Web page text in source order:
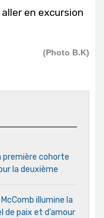
en excursion
(Photo B.K)
première cohorte
la deuxième
illumine la
de paix et d’amour